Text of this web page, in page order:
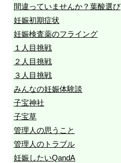
間違っていませんか？葉酸選び
妊娠初期症状
妊娠検査薬のフライング
１人目挑戦
２人目挑戦
３人目挑戦
みんなの妊娠体験談
子宝神社
子宝草
管理人の思うこと
管理人のトラブル
妊娠したいQandA